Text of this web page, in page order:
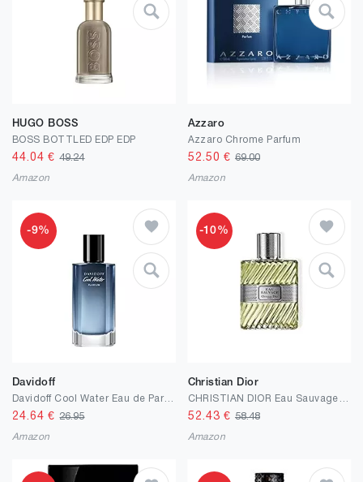
HUGO BOSS
BOSS BOTTLED EDP EDP
44.04 €49.24
Amazon
Azzaro
Azzaro Chrome Parfum
52.50 € 69.00
Amazon
-9%
Davidoff
Davidoff Cool Water Eau de Parfum für Herren 50ml
24.64 €26.95
Amazon
-10%
Christian Dior
52.43 € 58.48
Amazon